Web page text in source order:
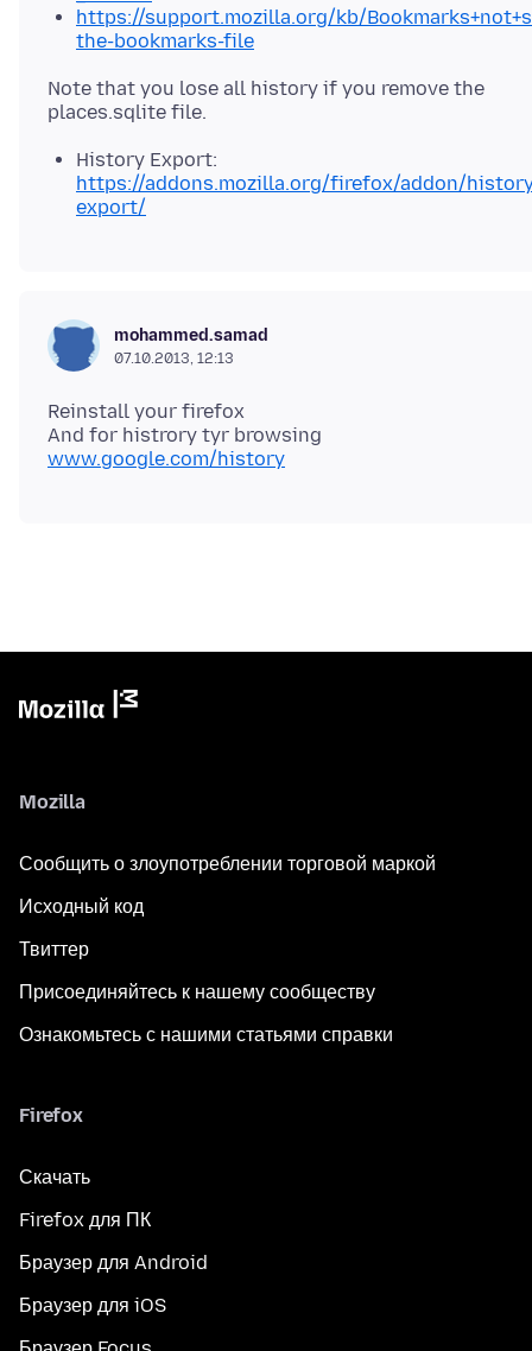
https://support.mozilla.org/kb/
the-bookmarks-file
Note that you lose all history if you remove the
History Export:
https://addons.mozilla.org/firefox/addon/
export/
mohammed.samad
07.10.2013, 12:13
Reinstall your firefox
And for histrory tyr browsing
www.google.com/history
Mozilla
Сообщить о злоупотреблении торговой маркой
Исходный код
Твиттер
Присоединяйтесь к нашему сообществу
Ознакомьтесь с нашими статьями справки
Firefox
Скачать
Firefox для ПК
Браузер для Android
Браузер для iOS